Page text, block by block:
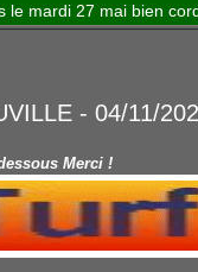
27 mai bien
- 04/11/
Merci !